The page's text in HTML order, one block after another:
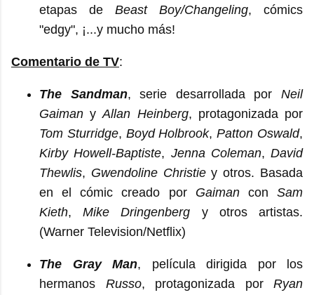
etapas de Beast Boy/Changeling, cómics
"edgy", ¡...y mucho más!
Comentario de TV:
The Sandman, serie desarrollada porNeil
Gaiman yAllan Heinberg, protagonizada por
Tom Sturridge, Boyd Holbrook,Patton Oswald,
Kirby Howell-Baptiste, Jenna Coleman, David
Thewlis, Gwendoline Christiey otros. Basada
en el cómic creado por GaimanconSam
Kieth,Mike Dringenberg y otros artistas.
(Warner Television/Netflix)
The Gray Man, película dirigida por los
hermanos Russo, protagonizada por Ryan